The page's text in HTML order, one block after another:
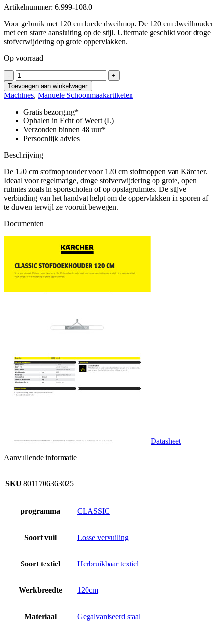
Artikelnummer: 6.999-108.0
Voor gebruik met 120 cm brede dweilmop: De 120 cm dweilhouder
met een starre aansluiting op de stijl. Uitermate geschikt voor droge
stofverwijdering op grote oppervlakken.
Op voorraad
-
Stofmophouder
star
120
cm
aantal
+
Toevoegen aan winkelwagen
Machines, Manuele Schoonmaakartikelen
Gratis bezorging*
Ophalen in Echt of Weert (L)
Verzonden binnen 48 uur*
Persoonlijk advies
Beschrijving
De 120 cm stofmophouder voor 120 cm stofmoppen van Kärcher.
Ideaal voor regelmatige, droge stofverwijdering op grote, open
ruimtes zoals in sportscholen of op opslagruimtes. De stijve
verbinding van het handvat helpt om de oppervlakken in sporen af ​​
te duwen terwijl ze vooruit bewegen.
Documenten
Datasheet
Aanvullende informatie
SKU 8011706363025
programma CLASSIC
Soort vuil Losse vervuiling
Soort textiel Herbruikbaar textiel
Werkbreedte 120cm
Materiaal Gegalvaniseerd staal